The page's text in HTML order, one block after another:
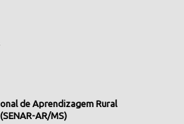
de Aprendizagem Rural
(SENAR-AR/MS)